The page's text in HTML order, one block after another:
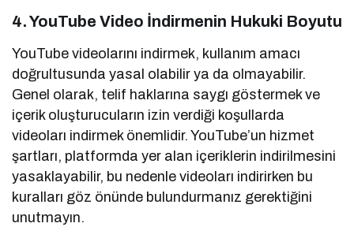
4. YouTube Video İndirmenin Hukuki Boyutu
YouTube videolarını indirmek, kullanım amacı
doğrultusunda yasal olabilir ya da olmayabilir.
Genel olarak, telif haklarına saygı göstermek ve
içerik oluşturucuların izin verdiği koşullarda
videoları indirmek önemlidir. YouTube’un hizmet
şartları, platformda yer alan içeriklerin indirilmesini
yasaklayabilir, bu nedenle videoları indirirken bu
kuralları göz önünde bulundurmanız gerektiğini
unutmayın.